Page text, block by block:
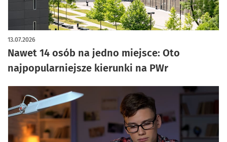
Nawet 14 osób na jedno miejsce: Oto
najpopularniejsze kierunki na PWr
13.07.2026